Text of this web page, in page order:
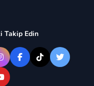
Takip Edin